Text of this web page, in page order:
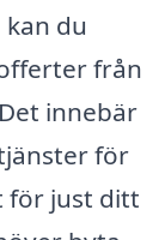
du
från
innebär
för
för just ditt